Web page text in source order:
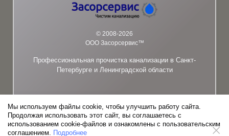
© 2008-2026
ООО Засорсервис™
Профессиональная прочистка канализации в Санкт-
Петербурге и Ленинградской области
Мы используем файлы cookie, чтобы улучшить работу сайта.
Продолжая использовать этот сайт, вы соглашаетесь с
использованием cookie-файлов и ознакомлены с пользовательским
соглашением. Подробнее